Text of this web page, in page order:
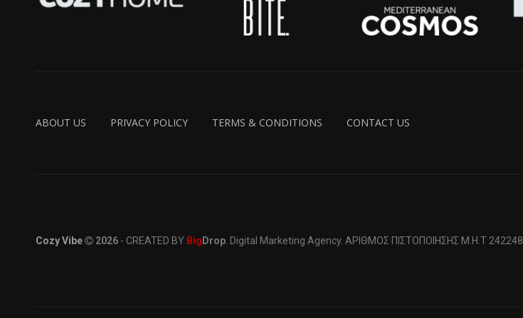
ABOUT US PRIVACY POLICY TERMS & CONDITIONS CONTACT US
Cozy Vibe 2026 - CREATED BY Big Drop . Digital Marketing Agency. ΑΡΙΘΜΟΣ ΠΙΣΤΟΠΟΙΗΣΗΣ Μ.Η.Τ 242248